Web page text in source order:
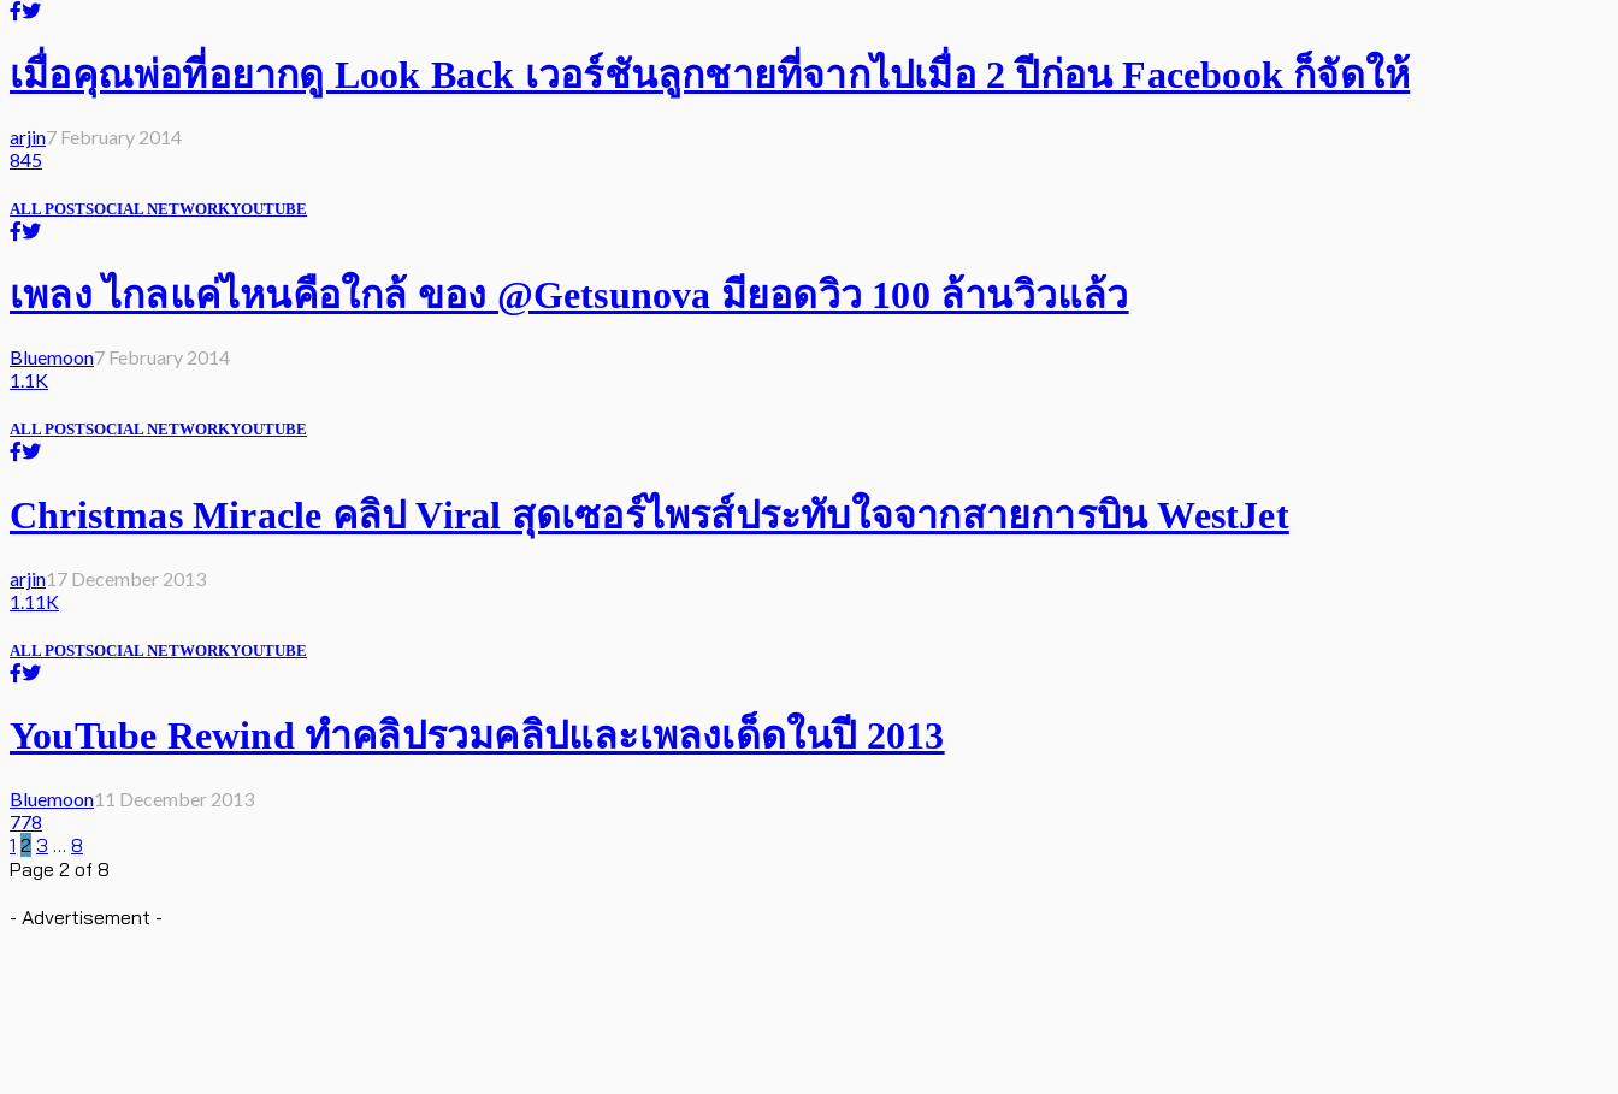
เมื่อคุณพ่อที่อยากดู Look Back เวอร์ชันลูกชายที่จากไปเมื่อ 2 ปีก่อน Facebook ก็จัดให้
arjin7 February 2014
845
ALL POSTSOCIAL NETWORKYOUTUBE
เพลง ไกลแค่ไหนคือใกล้ ของ @Getsunova มียอดวิว 100 ล้านวิวแล้ว
Bluemoon7 February 2014
1.1K
ALL POSTSOCIAL NETWORKYOUTUBE
Christmas Miracle คลิป Viral สุดเซอร์ไพรส์ประทับใจจากสายการบิน WestJet
arjin17 December 2013
1.11K
ALL POSTSOCIAL NETWORKYOUTUBE
YouTube Rewind ทำคลิปรวมคลิปและเพลงเด็ดในปี 2013
Bluemoon11 December 2013
778
1 2 3 … 8
Page 2 of 8
- Advertisement -